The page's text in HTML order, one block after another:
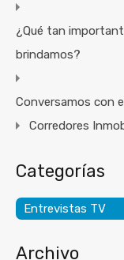
¿Qué tan
brindamos?
Conversamos con
Corredores
Categorías
Categorías
Entrevistas TV
Archivo